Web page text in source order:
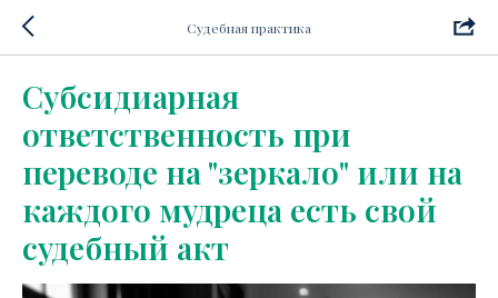
Судебная практика
Субсидиарная
ответственность при
переводе на "зеркало" или на
каждого мудреца есть свой
судебный акт